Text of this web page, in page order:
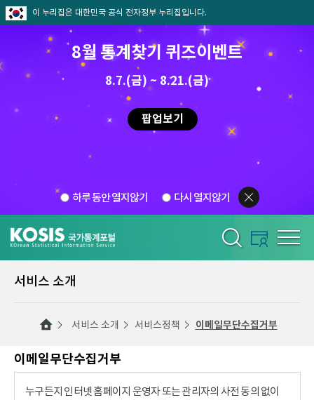
이 누리집은 대한민국 공식 전자정부 누리집입니다.
8월 통계찾기 퀴즈이벤트
8.7.(금) ~ 8.21.(금)
팝업보기
하루 동안 열지않기 다시 열지않기
서비스 소개
서비스 소개 서비스정책 이메일무단수집거부
이메일무단수집거부
누구든지 인터넷 홈페이지 운영자 또는 관리자의 사전 동의 없이